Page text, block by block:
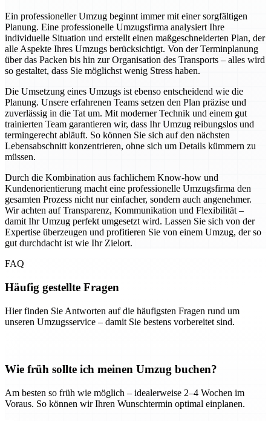
Ein professioneller Umzug beginnt immer mit einer sorgfältigen
Planung. Eine professionelle Umzugsfirma analysiert Ihre
individuelle Situation und erstellt einen maßgeschneiderten Plan, der
alle Aspekte Ihres Umzugs berücksichtigt. Von der Terminplanung
über das Packen bis hin zur Organisation des Transports – alles wird
so gestaltet, dass Sie möglichst wenig Stress haben.
Die Umsetzung eines Umzugs ist ebenso entscheidend wie die
Planung. Unsere erfahrenen Teams setzen den Plan präzise und
zuverlässig in die Tat um. Mit moderner Technik und einem gut
trainierten Team garantieren wir, dass Ihr Umzug reibungslos und
termingerecht abläuft. So können Sie sich auf den nächsten
Lebensabschnitt konzentrieren, ohne sich um Details kümmern zu
müssen.
Durch die Kombination aus fachlichem Know-how und
Kundenorientierung macht eine professionelle Umzugsfirma den
gesamten Prozess nicht nur einfacher, sondern auch angenehmer.
Wir achten auf Transparenz, Kommunikation und Flexibilität –
damit Ihr Umzug perfekt umgesetzt wird. Lassen Sie sich von der
Expertise überzeugen und profitieren Sie von einem Umzug, der so
gut durchdacht ist wie Ihr Zielort.
FAQ
Häufig gestellte Fragen
Hier finden Sie Antworten auf die häufigsten Fragen rund um
unseren Umzugsservice – damit Sie bestens vorbereitet sind.
Wie früh sollte ich meinen Umzug buchen?
Am besten so früh wie möglich – idealerweise 2–4 Wochen im
Voraus. So können wir Ihren Wunschtermin optimal einplanen.